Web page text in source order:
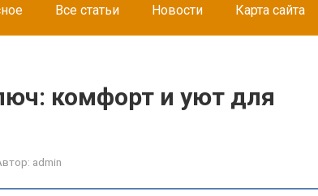
Все статьи Новости Карта сайта
комфорт и уют для
admin